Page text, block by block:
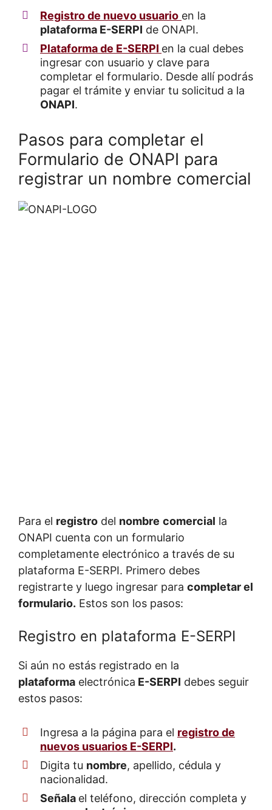
Registro de nuevo usuario en la
plataforma E-SERPI de ONAPI.
Plataforma de E-SERPI en la cual debes
ingresar con usuario y clave para
completar el formulario. Desde allí podrás
pagar el trámite y enviar tu solicitud a la
ONAPI.
Pasos para completar el
Formulario de ONAPI para
registrar un nombre comercial
Para el registro del nombre comercial la
ONAPI cuenta con un formulario
completamente electrónico a través de su
plataforma E-SERPI. Primero debes
registrarte y luego ingresar para completar el
formulario. Estos son los pasos:
Registro en plataforma E-SERPI
Si aún no estás registrado en la
plataforma electrónica E-SERPI debes seguir
estos pasos:
Ingresa a la página para el registrode
nuevos usuarios E-SERPI.
Digita tu nombre, apellido, cédula y
nacionalidad.
Señala el teléfono, dirección completa y